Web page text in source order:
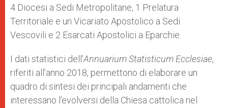
4 Diocesi a Sedi Metropolitane, 1 Prelatura
Territoriale e un Vicariato Apostolico a Sedi
Vescovili e 2 Esarcati Apostolici a Eparchie.
I dati statistici dell’Annuarium Statisticum Ecclesiae,
riferiti all’anno 2018, permettono di elaborare un
quadro di sintesi dei principali andamenti che
interessano l’evolversi della Chiesa cattolica nel